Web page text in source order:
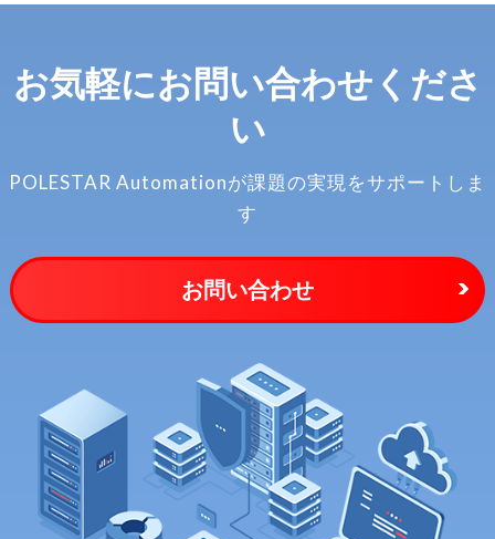
お気軽にお問い合わせくださ
い
POLESTAR Automationが課題の実現をサポートしま
す
お問い合わせ